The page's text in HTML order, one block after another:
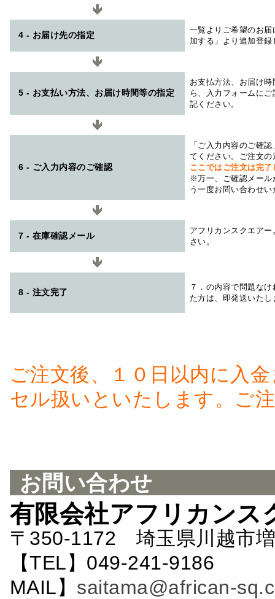
4 - お届け先の指定
一覧よりご希望のお
加する」より追加登
5 - お支払い方法、お届け時間等の指定
お支払方法、お届け
ら、入力フォームに
記ください。
6 - ご入力内容のご確認
「ご入力内容のご確
てください。ご注文
ここではご注文は完
※万一、ご確認メール
う一度お問い合わせ
7 - 在庫確認メール
アフリカンスクエアー
さい。
8 - 注文完了
７．の内容で問題な
た方は、即発送いたし
ご注文後、１０日以内に入
セル扱いといたします。ご
お問い合わせ
有限会社アフリカンス
〒350-1172 埼玉県川越市
【TEL】049-241-
MAIL】 saitama@african-